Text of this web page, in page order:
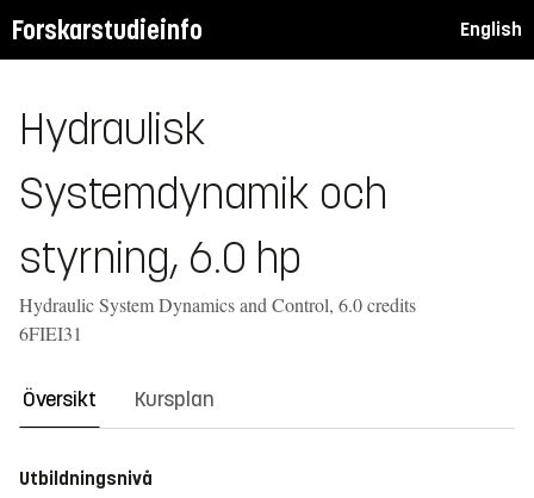
Forskarstudieinfo English
Hydraulisk
Systemdynamik och
styrning, 6.0 hp
Hydraulic System Dynamics and Control, 6.0 credits
6FIEI31
Översikt Kursplan
Utbildningsnivå